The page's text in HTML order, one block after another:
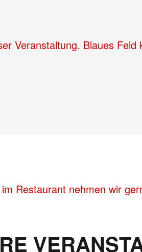
Veranstaltung. Blaues Feld
Restaurant nehmen wir